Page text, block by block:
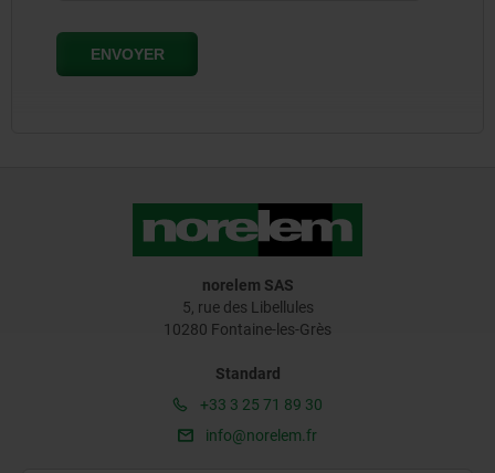
norelem SAS
5, rue des Libellules
10280 Fontaine-les-Grès
Standard
+33 3 25 71 89 30
info@norelem.fr